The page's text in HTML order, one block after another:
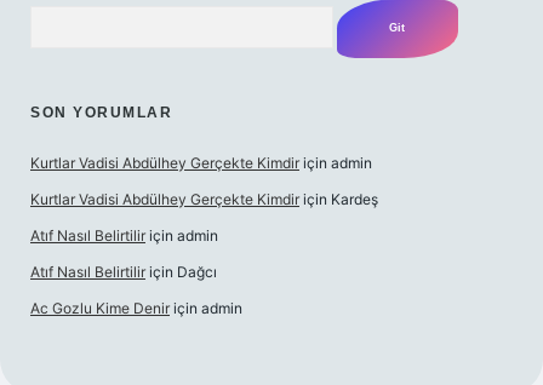
SON YORUMLAR
Kurtlar Vadisi Abdülhey Gerçekte Kimdir için admin
Kurtlar Vadisi Abdülhey Gerçekte Kimdir için Kardeş
Atıf Nasıl Belirtilir için admin
Atıf Nasıl Belirtilir için Dağcı
Ac Gozlu Kime Denir için admin